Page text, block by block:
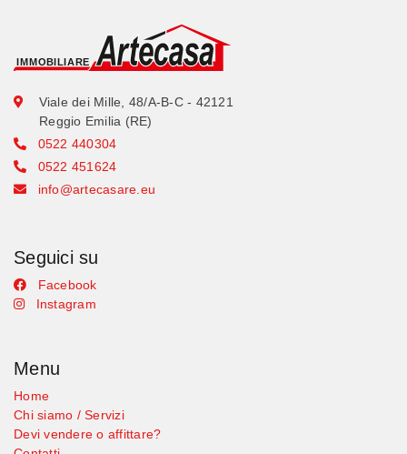
Viale dei Mille, 48/A-B-C - 42121
Reggio Emilia (RE)
0522 440304
0522 451624
info@artecasare.eu
Seguici su
Facebook
Instagram
Menu
Home
Chi siamo / Servizi
Devi vendere o affittare?